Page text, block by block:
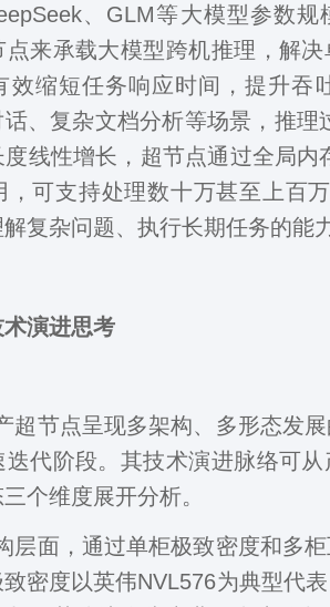
、GLM等大模型参数规
来承载大模型跨机推理，解
效缩短任务响应时间，提升吞
、复杂文档分析等场景，推理
线性增长，超节点通过全局内
，可支持处理数十万甚至上百
复杂问题、执行长期任务的能
演进思考
点呈现多架构、多形态发展
迭代阶段。其技术演进脉络可
个维度展开分析。
，通过单柜极致密度和多柜
密度以英伟NVL576为典型代